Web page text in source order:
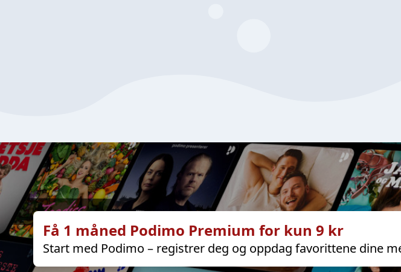
Få 1 måned Podimo Premium for kun 9 kr
Start med Podimo – registrer deg og oppdag favorittene dine